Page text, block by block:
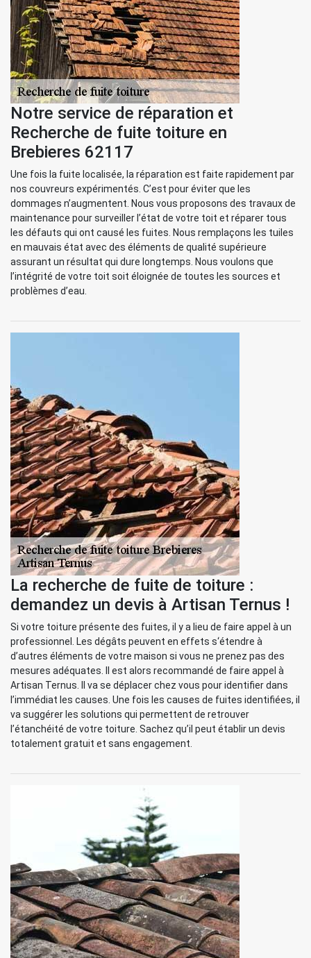
Notre service de réparation et
Recherche de fuite toiture en
Brebieres 62117
Une fois la fuite localisée, la réparation est faite rapidement par
nos couvreurs expérimentés. C’est pour éviter que les
dommages n’augmentent. Nous vous proposons des travaux de
maintenance pour surveiller l’état de votre toit et réparer tous
les défauts qui ont causé les fuites. Nous remplaçons les tuiles
en mauvais état avec des éléments de qualité supérieure
assurant un résultat qui dure longtemps. Nous voulons que
l’intégrité de votre toit soit éloignée de toutes les sources et
problèmes d’eau.
La recherche de fuite de toiture :
demandez un devis à Artisan Ternus !
Si votre toiture présente des fuites, il y a lieu de faire appel à un
professionnel. Les dégâts peuvent en effets s‘étendre à
d’autres éléments de votre maison si vous ne prenez pas des
mesures adéquates. Il est alors recommandé de faire appel à
Artisan Ternus. Il va se déplacer chez vous pour identifier dans
l’immédiat les causes. Une fois les causes de fuites identifiées, il
va suggérer les solutions qui permettent de retrouver
l’étanchéité de votre toiture. Sachez qu’il peut établir un devis
totalement gratuit et sans engagement.